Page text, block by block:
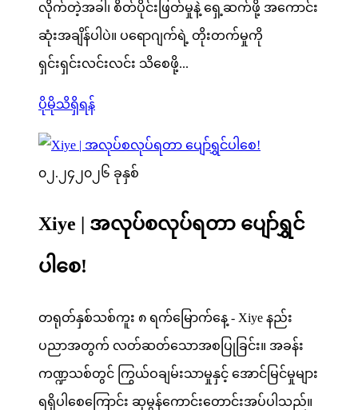
လိုက်တဲ့အခါ၊ စိတ်ပိုင်းဖြတ်မှုနဲ့ ရှေ့ဆက်ဖို့ အကောင်း
ဆုံးအချိန်ပါပဲ။ ပရောဂျက်ရဲ့ တိုးတက်မှုကို
ရှင်းရှင်းလင်းလင်း သိစေဖို့...
ပိုမိုသိရှိရန်
၀၂.၂၄ ၂၀၂၆ ခုနှစ်
Xiye | အလုပ်စလုပ်ရတာ ပျော်ရွှင်
ပါစေ!
တရုတ်နှစ်သစ်ကူး ၈ ရက်မြောက်နေ့ - Xiye နည်း
ပညာအတွက် လတ်ဆတ်သောအစပြုခြင်း။ အခန်း
ကဏ္ဍသစ်တွင် ကြွယ်ဝချမ်းသာမှုနှင့် အောင်မြင်မှုများ
ရရှိပါစေကြောင်း ဆုမွန်ကောင်းတောင်းအပ်ပါသည်။